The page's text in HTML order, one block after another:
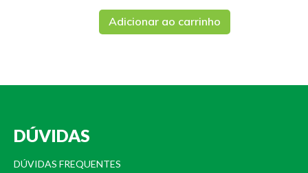
Adicionar ao carrinho
DÚVIDAS
DÚVIDAS FREQUENTES